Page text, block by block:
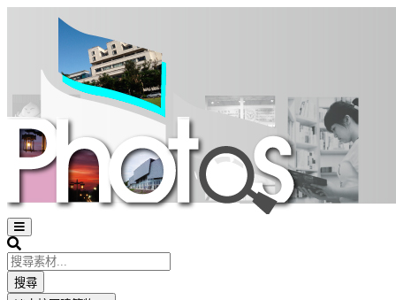
Open
sidebar
Search
搜尋